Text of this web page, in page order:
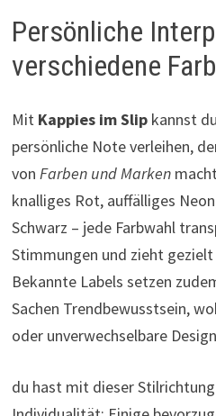
Persönliche
verschiedene
Mit Kappies im Slipkannst
persönliche Note verleihen,
von Farben und Marken
knalliges Rot, auffälliges
Schwarz – jede Farbwahl
Stimmungen und zieht
Bekannte Labels setzen
Sachen Trendbewusstsein,
oder unverwechselbare
du hast mit dieser